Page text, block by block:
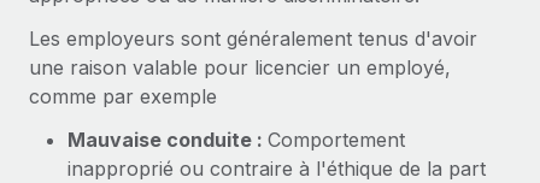
Gestion des freelances
Intégrez et gérez vos freelances partout dans le monde
Examinez notre service par rapport aux autres
Start-ups
Calculateur de paiement des freelances
Découvrez les devises disponibles et les vitesses de
paiement pour vos freelances internationaux
Nederlands
Français
Deutsch
Connexion
Les employeurs sont généralement tenus d'avoir
une raison valable pour licencier un employé,
comme par exemple
Mauvaise conduite : Comportement
inapproprié ou contraire à l'éthique de la part